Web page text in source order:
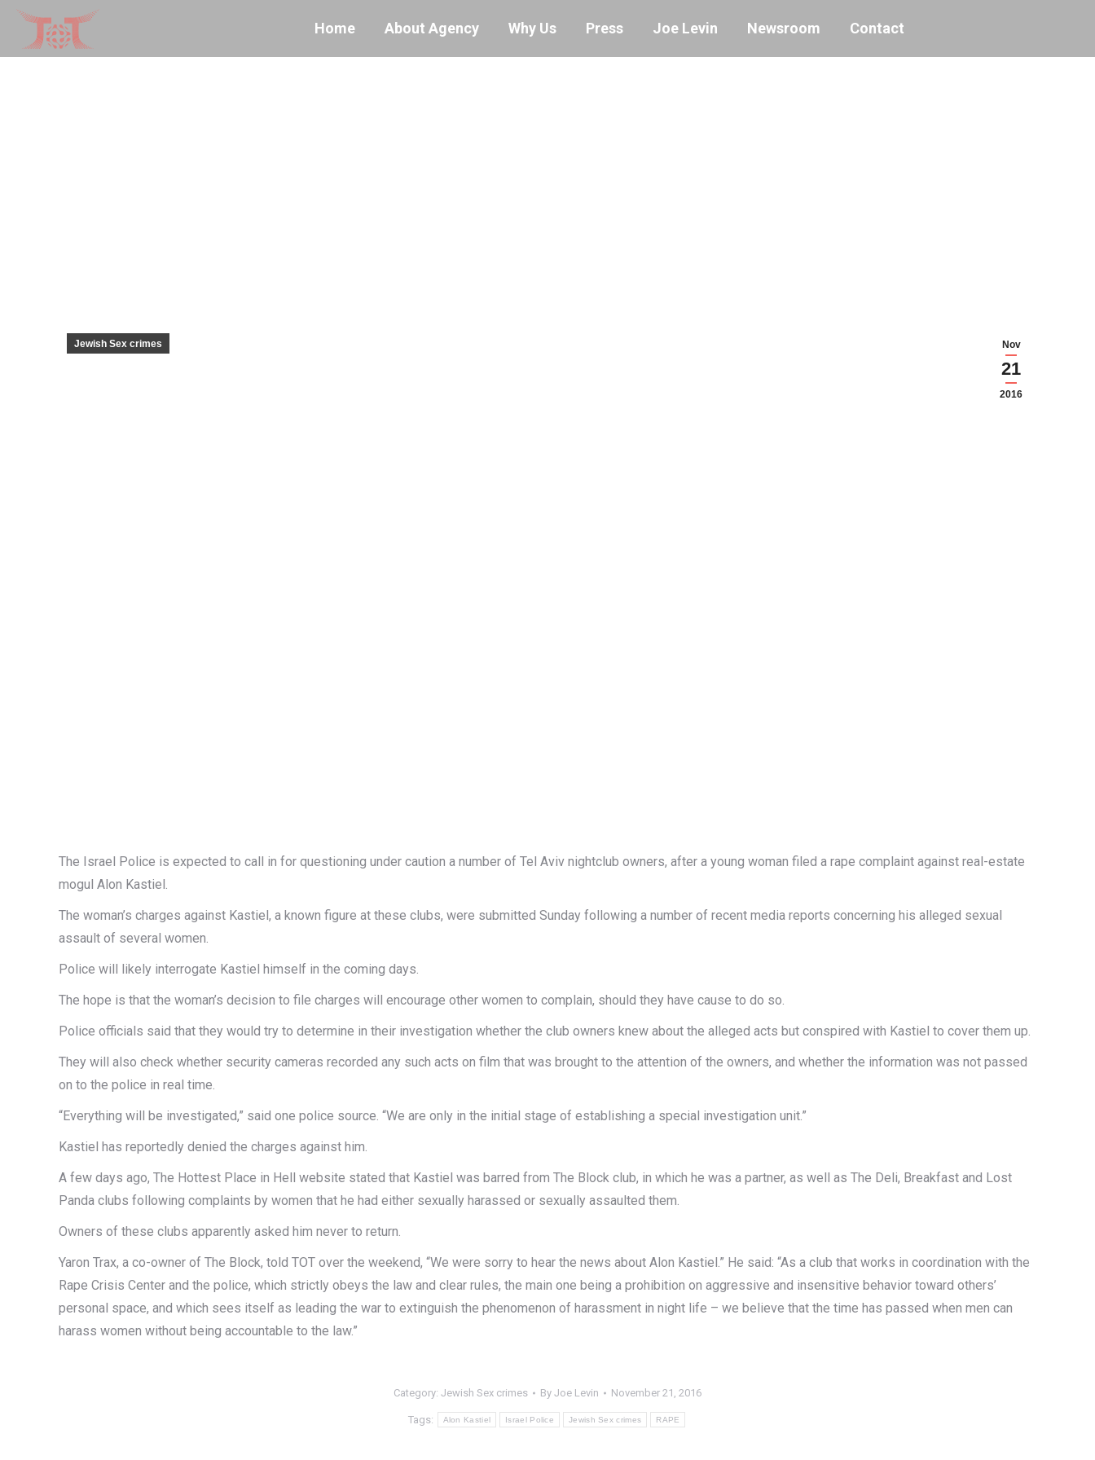
Home About Agency Why Us Press Joe Levin Newsroom Contact
Nov
21
2016
Jewish Sex crimes
The Israel Police is expected to call in for questioning under caution a number of Tel Aviv nightclub owners, after a young woman filed a rape complaint against real-estate
mogul Alon Kastiel.
The woman’s charges against Kastiel, a known figure at these clubs, were submitted Sunday following a number of recent media reports concerning his alleged sexual
assault of several women.
Police will likely interrogate Kastiel himself in the coming days.
The hope is that the woman’s decision to file charges will encourage other women to complain, should they have cause to do so.
Police officials said that they would try to determine in their investigation whether the club owners knew about the alleged acts but conspired with Kastiel to cover them up.
They will also check whether security cameras recorded any such acts on film that was brought to the attention of the owners, and whether the information was not passed
on to the police in real time.
“Everything will be investigated,” said one police source. “We are only in the initial stage of establishing a special investigation unit.”
Kastiel has reportedly denied the charges against him.
A few days ago, The Hottest Place in Hell website stated that Kastiel was barred from The Block club, in which he was a partner, as well as The Deli, Breakfast and Lost
Panda clubs following complaints by women that he had either sexually harassed or sexually assaulted them.
Owners of these clubs apparently asked him never to return.
Yaron Trax, a co-owner of The Block, told TOT over the weekend, “We were sorry to hear the news about Alon Kastiel.” He said: “As a club that works in coordination with the
Rape Crisis Center and the police, which strictly obeys the law and clear rules, the main one being a prohibition on aggressive and insensitive behavior toward others’
personal space, and which sees itself as leading the war to extinguish the phenomenon of harassment in night life – we believe that the time has passed when men can
harass women without being accountable to the law.”
Category: Jewish Sex crimes By Joe Levin November 21, 2016
Tags: Alon Kastiel Israel Police Jewish Sex crimes RAPE